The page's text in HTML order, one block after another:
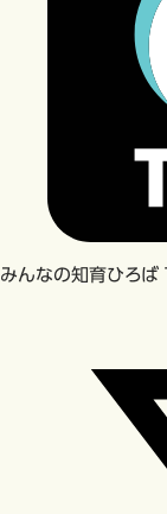
みんなの知育ひろ